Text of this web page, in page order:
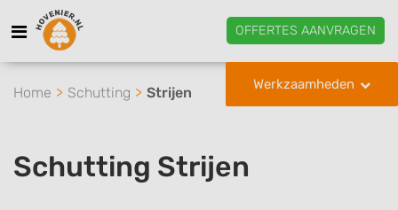
OFFERTES AANVRAGEN
Werkzaamheden
Home Schutting Strijen
Schutting Strijen